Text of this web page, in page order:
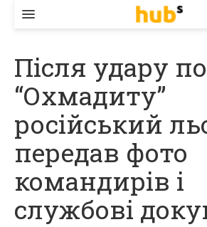
ЕКОНОМІКА
БІЗНЕС
СТАРТЕР
КОНТАКТИ
Після удару по
“Охмадиту”
російський
передав фото
командирів і
службові